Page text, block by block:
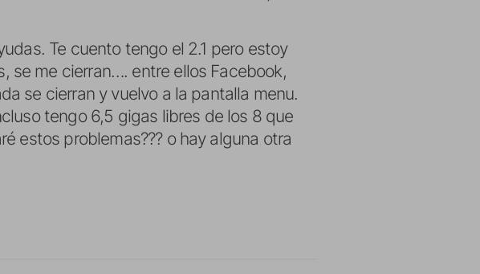
Te cuento tengo el 2.1 pero estoy
se me cierran…. entre ellos Facebook,
se cierran y vuelvo a la pantalla menu.
tengo 6,5 gigas libres de los 8 que
estos problemas??? o hay alguna otra